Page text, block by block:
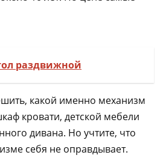
раздвижной
какой именно механизм
кровати, детской мебели
дивана. Но учтите, что
себя не оправдывает.